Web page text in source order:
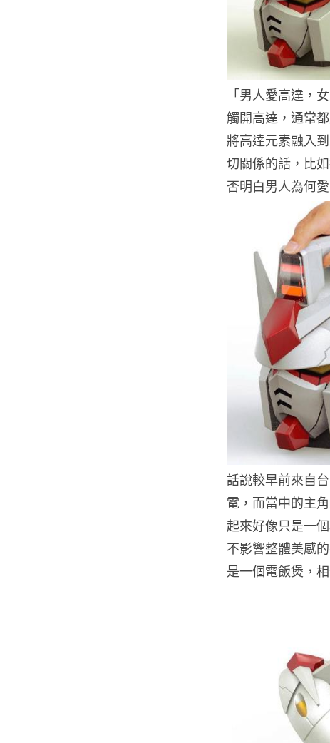
「男人愛高達，
觸開高達，通常
將高達元素融入
切關係的話，比
否明白男人為何
話說較早前來自
電，而當中的主
起來好像只是一
不影響整體美感
是一個電飯煲，